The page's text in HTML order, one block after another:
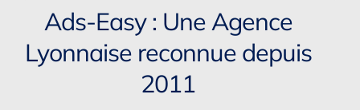
Ads-Easy : Une Agence
Lyonnaise reconnue depuis
2011